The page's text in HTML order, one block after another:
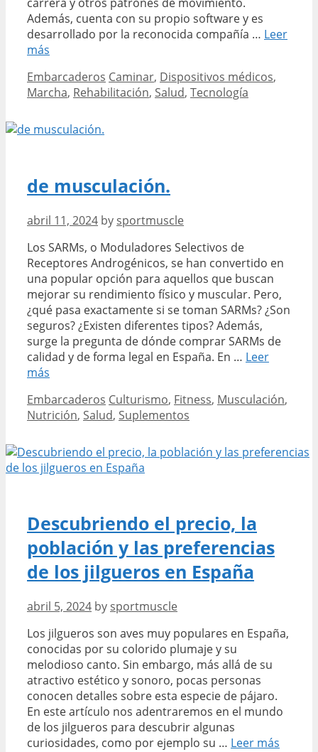
Además, cuenta con su propio software y es
desarrollado por la reconocida compañía … Leer
más
ventajas
del
precio,
Microgate
Categories
Embarcaderos Tags
Caminar, Dispositivos médicos,
Marcha, Rehabilitación, Salud, Tecnología
de musculación.
abril 11, 2024 by sportmuscle
Los SARMs, o Moduladores Selectivos de
Receptores Androgénicos, se han convertido en
una popular opción para aquellos que buscan
mejorar su rendimiento físico y muscular. Pero,
¿qué pasa exactamente si se toman SARMs? ¿Son
seguros? ¿Existen diferentes tipos? Además,
surge la pregunta de dónde comprar SARMs de
calidad y de forma legal en España. En … Leer
más
Categories
Embarcaderos Tags
Culturismo, Fitness, Musculación,
Nutrición, Salud, Suplementos
Descubriendo el precio, la
población y las preferencias
de los jilgueros en España
abril 5, 2024 by sportmuscle
Los jilgueros son aves muy populares en España,
conocidas por su colorido plumaje y su
melodioso canto. Sin embargo, más allá de su
atractivo estético y sonoro, pocas personas
conocen detalles sobre esta especie de pájaro.
En este artículo nos adentraremos en el mundo
de los jilgueros para descubrir algunas
curiosidades, como por ejemplo su … Leer más